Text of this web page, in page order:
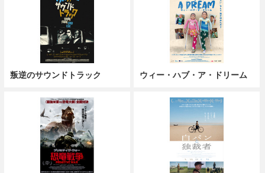
叛逆のサウンドトラック ウィー・ハブ・ア・ドリーム